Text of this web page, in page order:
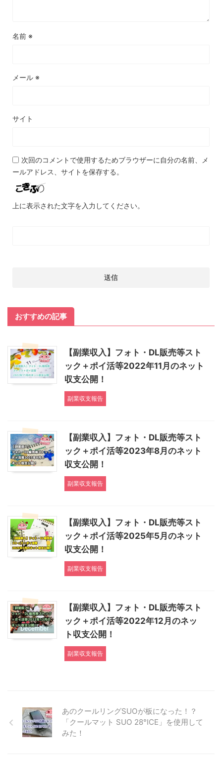
名前 ※
メール ※
サイト
次回のコメントで使用するためブラウザーに自分の名前、メ
ールアドレス、サイトを保存する。
上に表示された文字を入力してください。
おすすめの記事
【副業収入】フォト・DL販売等スト
ック＋ポイ活等2022年11月のネット
収支公開！
副業収支報告
【副業収入】フォト・DL販売等スト
ック＋ポイ活等2023年8月のネット
収支公開！
副業収支報告
【副業収入】フォト・DL販売等スト
ック＋ポイ活等2025年5月のネット
収支公開！
副業収支報告
【副業収入】フォト・DL販売等スト
ック＋ポイ活等2022年12月のネッ
ト収支公開！
副業収支報告
あのクールリングSUOが板になった！？
「クールマット SUO 28°ICE」を使用して
みた！